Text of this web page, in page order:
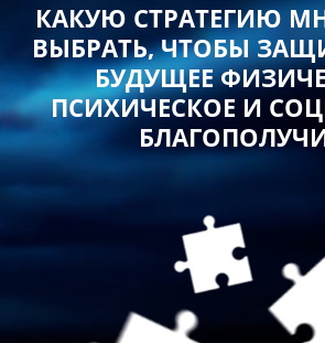
КАКУЮ СТРАТЕГИЮ
ВЫБРАТЬ,ЧТОБЫ
БУДУЩЕЕ
ПСИХИЧЕСКОЕ И